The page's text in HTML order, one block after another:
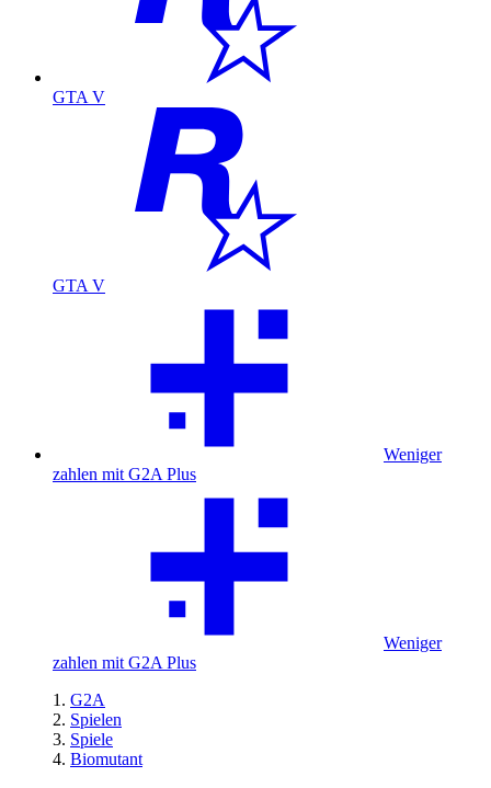
GTA V
GTA V
Weniger
zahlen mit G2A Plus
Weniger
zahlen mit G2A Plus
G2A
Spielen
Spiele
Biomutant